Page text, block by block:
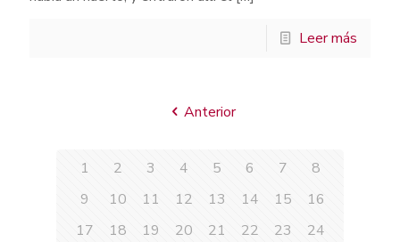
Leer más
Anterior
1 2 3 4 5 6 7
8
9
10 11 12 13 14 15
16
17
18 19 20 21 22 23
24